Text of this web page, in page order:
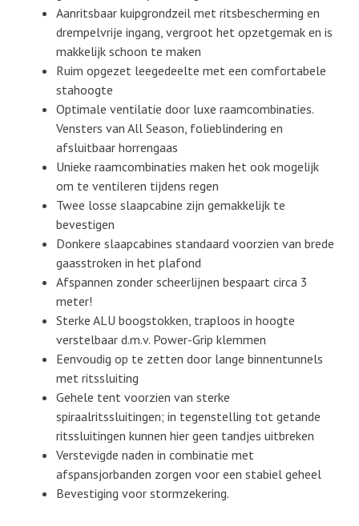
Aanritsbaar kuipgrondzeil met ritsbescherming en
drempelvrije ingang, vergroot het opzetgemak en is
makkelijk schoon te maken
Ruim opgezet leegedeelte met een comfortabele
stahoogte
Optimale ventilatie door luxe raamcombinaties.
Vensters van All Season, folieblindering en
afsluitbaar horrengaas
Unieke raamcombinaties maken het ook mogelijk
om te ventileren tijdens regen
Twee losse slaapcabine zijn gemakkelijk te
bevestigen
Donkere slaapcabines standaard voorzien van brede
gaasstroken in het plafond
Afspannen zonder scheerlijnen bespaart circa 3
meter!
Sterke ALU boogstokken, traploos in hoogte
verstelbaar d.m.v. Power-Grip klemmen
Eenvoudig op te zetten door lange binnentunnels
met ritssluiting
Gehele tent voorzien van sterke
spiraalritssluitingen; in tegenstelling tot getande
ritssluitingen kunnen hier geen tandjes uitbreken
Verstevigde naden in combinatie met
afspansjorbanden zorgen voor een stabiel geheel
Bevestiging voor stormzekering.